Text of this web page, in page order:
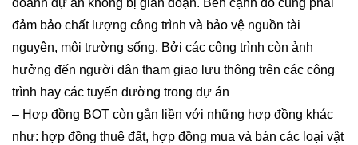
doanh dự án không bị gián đoạn. Bên cạnh đó cũng phải
đảm bảo chất lượng công trình và bảo vệ nguồn tài
nguyên, môi trường sống. Bởi các công trình còn ảnh
hưởng đến người dân tham giao lưu thông trên các công
trình hay các tuyến đường trong dự án
– Hợp đồng BOT còn gắn liền với những hợp đồng khác
như: hợp đồng thuê đất, hợp đồng mua và bán các loại vật